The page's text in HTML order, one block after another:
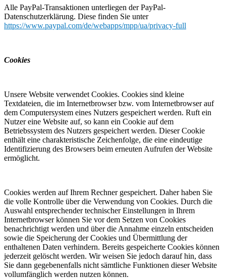
Alle PayPal-Transaktionen unterliegen der PayPal-
Datenschutzerklärung. Diese finden Sie unter
https://www.paypal.com/de/webapps/mpp/ua/privacy-full
Cookies
Unsere Website verwendet Cookies. Cookies sind kleine
Textdateien, die im Internetbrowser bzw. vom Internetbrowser auf
dem Computersystem eines Nutzers gespeichert werden. Ruft ein
Nutzer eine Website auf, so kann ein Cookie auf dem
Betriebssystem des Nutzers gespeichert werden. Dieser Cookie
enthält eine charakteristische Zeichenfolge, die eine eindeutige
Identifizierung des Browsers beim erneuten Aufrufen der Website
ermöglicht.
Cookies werden auf Ihrem Rechner gespeichert. Daher haben Sie
die volle Kontrolle über die Verwendung von Cookies. Durch die
Auswahl entsprechender technischer Einstellungen in Ihrem
Internetbrowser können Sie vor dem Setzen von Cookies
benachrichtigt werden und über die Annahme einzeln entscheiden
sowie die Speicherung der Cookies und Übermittlung der
enthaltenen Daten verhindern. Bereits gespeicherte Cookies können
jederzeit gelöscht werden. Wir weisen Sie jedoch darauf hin, dass
Sie dann gegebenenfalls nicht sämtliche Funktionen dieser Website
vollumfänglich werden nutzen können.